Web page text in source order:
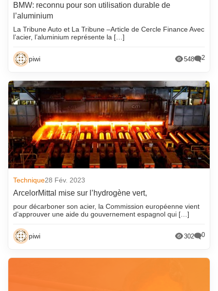
janvier 2025
décembre 2024
novembre 2024
octobre 2024
septembre 2024
août 2024
juillet 2024
juin 2024
mai 2024
avril 2024
mars 2024
février 2024
janvier 2024
décembre 2023
octobre 2023
février 2017
décembre 2016
septembre 2016
août 2016
juillet 2016
juin 2016
mai 2016
avril 2016
février 2016
janvier 2016
BMW: reconnu pour son utilisation durable de
l’aluminium
La Tribune Auto et La Tribune –Article de Cercle Finance Avec
l’acier, l’aluminium représente la […]
piwi 548 2
Technique28 Fév. 2023
ArcelorMittal mise sur l’hydrogène vert,
pour décarboner son acier, la Commission européenne vient
d’approuver une aide du gouvernement espagnol qui […]
piwi 302 0